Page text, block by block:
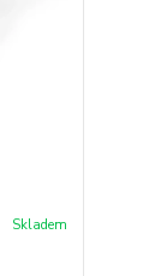
Skladem